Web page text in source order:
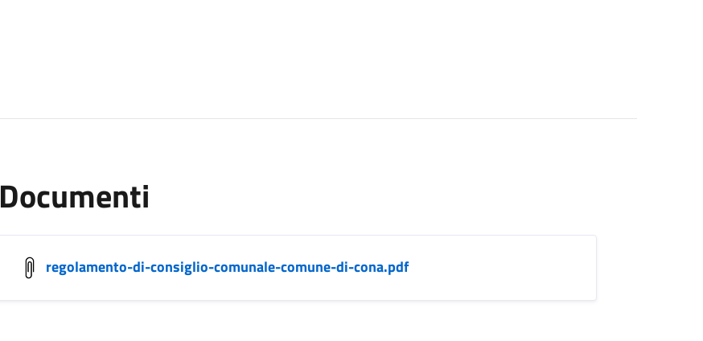
Documenti
regolamento-di-consiglio-comunale-comune-di-cona.pdf